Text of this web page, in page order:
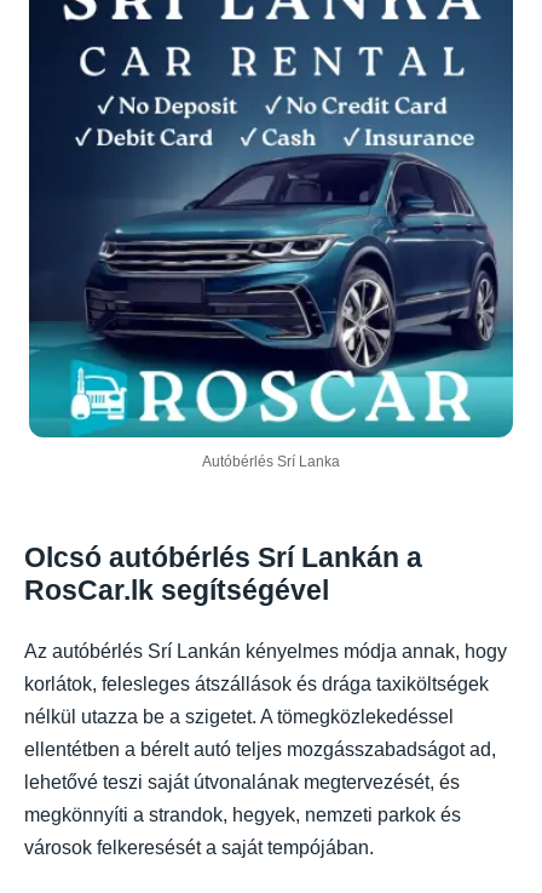
Autóbérlés Srí Lanka
Olcsó autóbérlés Srí Lankán a
RosCar.lk segítségével
Az autóbérlés Srí Lankán kényelmes módja annak, hogy
korlátok, felesleges átszállások és drága taxiköltségek
nélkül utazza be a szigetet. A tömegközlekedéssel
ellentétben a bérelt autó teljes mozgásszabadságot ad,
lehetővé teszi saját útvonalának megtervezését, és
megkönnyíti a strandok, hegyek, nemzeti parkok és
városok felkeresését a saját tempójában.